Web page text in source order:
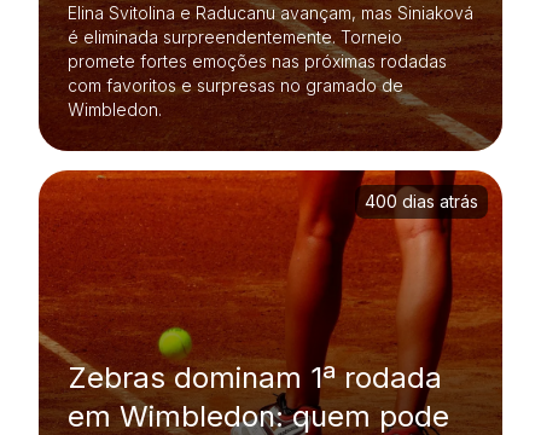
Elina Svitolina e Raducanu avançam, mas Siniaková
é eliminada surpreendentemente. Torneio
promete fortes emoções nas próximas rodadas
com favoritos e surpresas no gramado de
Wimbledon.
Zebras dominam 1ª rodada
em Wimbledon: quem pode
400 dias atrás